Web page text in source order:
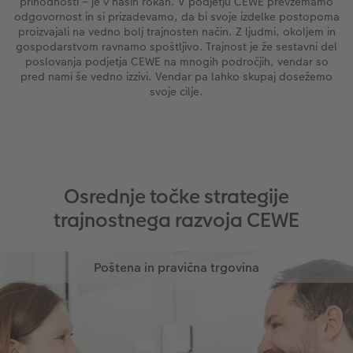
Takojšnja nalepka
Fototrak
XXL Retro fotografija
odgovornost in si prizadevamo, da bi svoje izdelke postopoma
proizvajali na vedno bolj trajnosten način. Z ljudmi, okoljem in
gospodarstvom ravnamo spoštljivo. Trajnost je že sestavni del
poslovanja podjetja CEWE na mnogih področjih, vendar so
pred nami še vedno izzivi. Vendar pa lahko skupaj dosežemo
svoje cilje.
Osrednje točke strategije
trajnostnega razvoja CEWE